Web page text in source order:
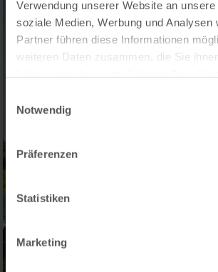
Verwendung unserer Website an
soziale Medien, Werbung und Analysen
Partner führen diese Informationen
weiteren Daten zusammen, die Sie
Notwendig
Präferenzen
Statistiken
Marketing